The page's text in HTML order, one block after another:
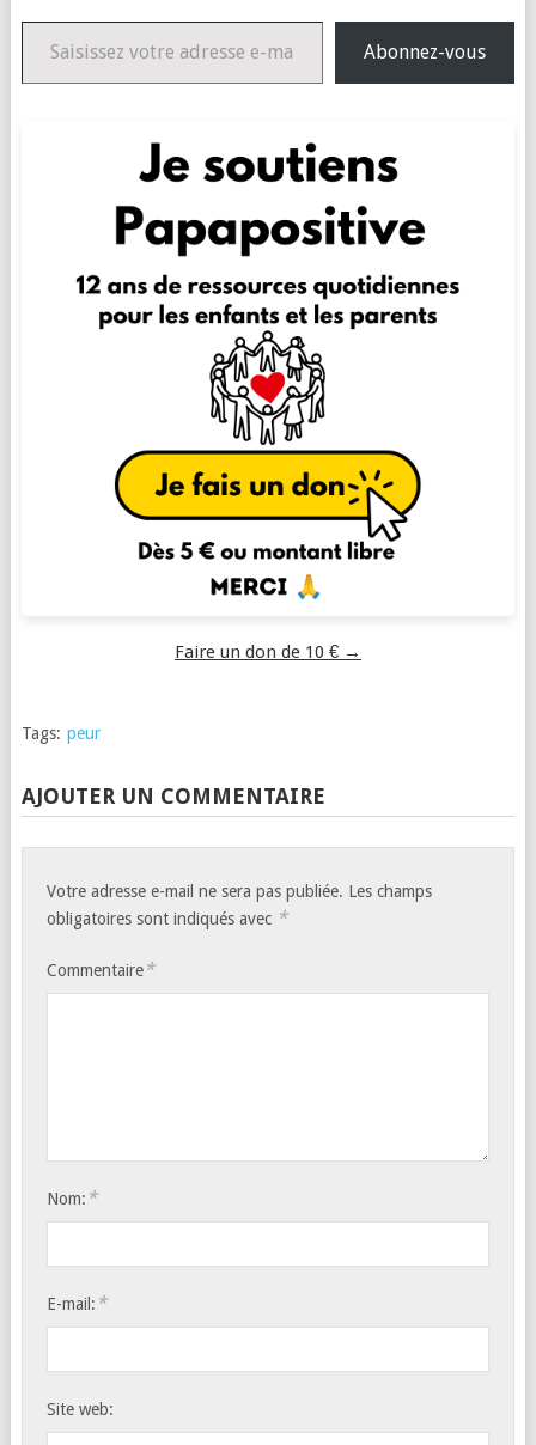
Saisissez votre adresse e-mail…
Abonnez-vous
Faire un don de 10 € →
Tags: peur
AJOUTER UN COMMENTAIRE
Votre adresse e-mail ne sera pas publiée. Les champs
obligatoires sont indiqués avec *
Commentaire*
Nom: *
E-mail: *
Site web: